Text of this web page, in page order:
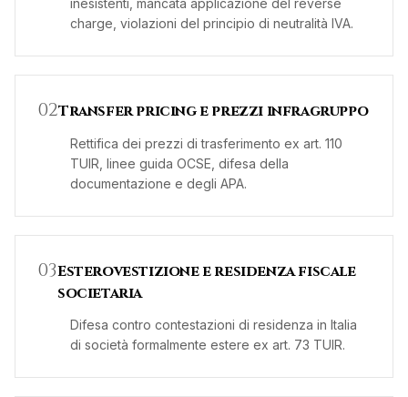
inesistenti, mancata applicazione del reverse
charge, violazioni del principio di neutralità IVA.
02Transfer pricing e prezzi infragruppo
Rettifica dei prezzi di trasferimento ex art. 110
TUIR, linee guida OCSE, difesa della
documentazione e degli APA.
03Esterovestizione e residenza fiscale
societaria
Difesa contro contestazioni di residenza in Italia
di società formalmente estere ex art. 73 TUIR.